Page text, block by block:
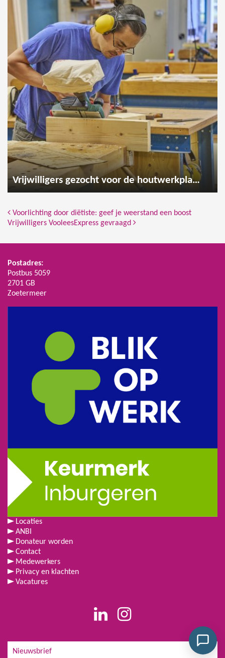
Vrijwilligers gezocht voor de houtwerkplaats
Bericht Navigatie
Voorlichting door diëtiste: geef je weerstand een boost
Vrijwilligers VooleesExpress gevraagd
Postadres:
Postbus 5059
2701 GB
Zoetermeer
Locaties
ANBI
Donateur worden
Contact
Medewerkers
Privacy en klachten
Vacatures